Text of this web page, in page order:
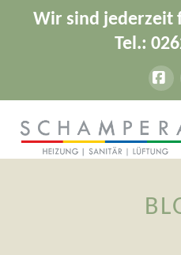
Wir sind jederzeit
Tel.: